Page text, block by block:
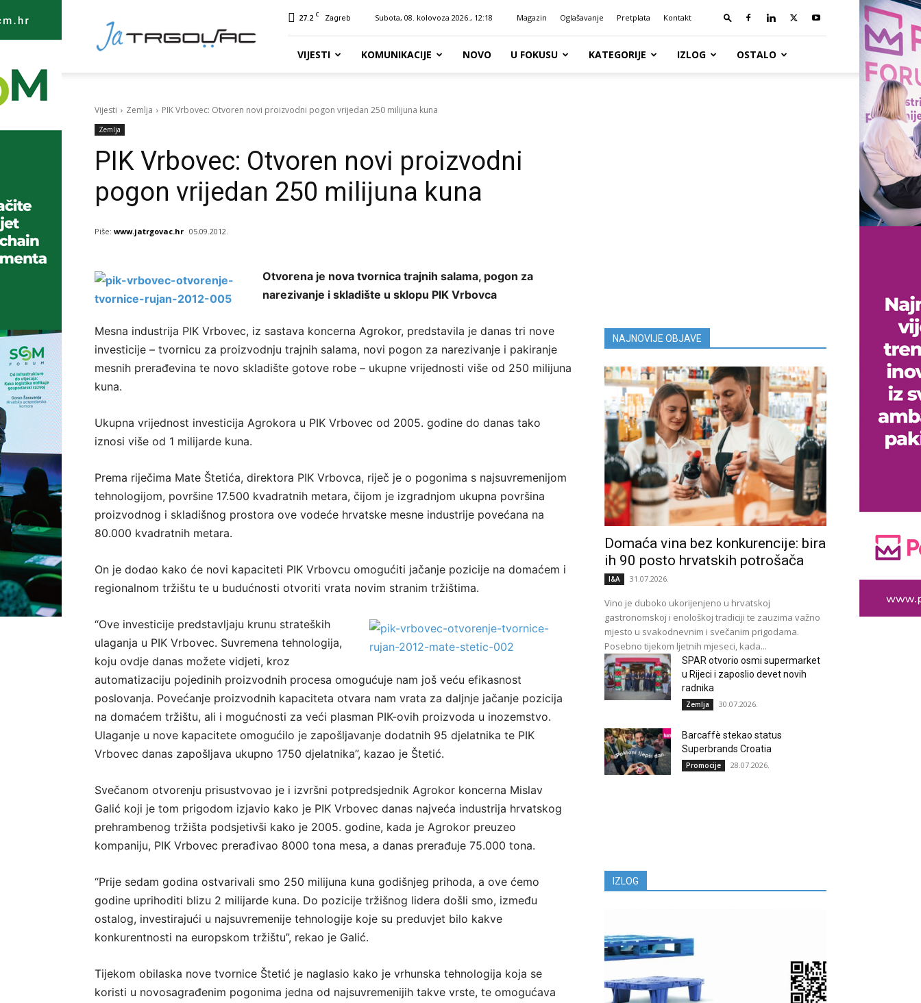
TRGOVAC
27.2 C Zagreb Subota, 08. kolovoza 2026., 12:18 Magazin Oglašavanje Pretplata Kontakt
VIJESTI KOMUNIKACIJE NOVO U FOKUSU KATEGORIJE IZLOG OSTALO
Vijesti Zemlja PIK Vrbovec: Otvoren novi proizvodni pogon vrijedan 250 milijuna kuna
Zemlja
PIK Vrbovec: Otvoren novi proizvodni
pogon vrijedan 250 milijuna kuna
Piše: www.jatrgovac.hr 05.09.2012.
Otvorena je nova tvornica trajnih salama, pogon za
narezivanje i skladište u sklopu PIK Vrbovca
Mesna industrija PIK Vrbovec, iz sastava koncerna Agrokor, predstavila je danas tri nove
investicije – tvornicu za proizvodnju trajnih salama, novi pogon za narezivanje i pakiranje
mesnih prerađevina te novo skladište gotove robe – ukupne vrijednosti više od 250 milijuna
kuna.
Ukupna vrijednost investicija Agrokora u PIK Vrbovec od 2005. godine do danas tako
iznosi više od 1 milijarde kuna.
Prema riječima Mate Štetića, direktora PIK Vrbovca, riječ je o pogonima s najsuvremenijom
tehnologijom, površine 17.500 kvadratnih metara, čijom je izgradnjom ukupna površina
proizvodnog i skladišnog prostora ove vodeće hrvatske mesne industrije povećana na
80.000 kvadratnih metara.
On je dodao kako će novi kapaciteti PIK Vrbovcu omogućiti jačanje pozicije na domaćem i
regionalnom tržištu te u budućnosti otvoriti vrata novim stranim tržištima.
“Ove investicije predstavljaju krunu strateških
ulaganja u PIK Vrbovec. Suvremena tehnologija,
koju ovdje danas možete vidjeti, kroz
automatizaciju pojedinih proizvodnih procesa omogućuje nam još veću efikasnost
poslovanja. Povećanje proizvodnih kapaciteta otvara nam vrata za daljnje jačanje pozicija
na domaćem tržištu, ali i mogućnosti za veći plasman PIK-ovih proizvoda u inozemstvo.
Ulaganje u nove kapacitete omogućilo je zapošljavanje dodatnih 95 djelatnika te PIK
Vrbovec danas zapošljava ukupno 1750 djelatnika”, kazao je Štetić.
Svečanom otvorenju prisustvovao je i izvršni potpredsjednik Agrokor koncerna Mislav
Galić koji je tom prigodom izjavio kako je PIK Vrbovec danas najveća industrija hrvatskog
prehrambenog tržišta podsjetivši kako je 2005. godine, kada je Agrokor preuzeo
kompaniju, PIK Vrbovec prerađivao 8000 tona mesa, a danas prerađuje 75.000 tona.
“Prije sedam godina ostvarivali smo 250 milijuna kuna godišnjeg prihoda, a ove ćemo
godine uprihoditi blizu 2 milijarde kuna. Do pozicije tržišnog lidera došli smo, između
ostalog, investirajući u najsuvremenije tehnologije koje su preduvjet bilo kakve
konkurentnosti na europskom tržištu”, rekao je Galić.
Tijekom obilaska nove tvornice Štetić je naglasio kako je vrhunska tehnologija koja se
koristi u novosagrađenim pogonima jedna od najsuvremenijih takve vrste, te omogućava
NAJNOVIJE OBJAVE
Domaća vina bez konkurencije: bira
ih 90 posto hrvatskih potrošača
I&A 31.07.2026.
Vino je duboko ukorijenjeno u hrvatskoj
gastronomskoj i enološkoj tradiciji te zauzima važno
mjesto u svakodnevnim i svečanim prigodama.
Posebno tijekom ljetnih mjeseci, kada...
SPAR otvorio osmi supermarket
u Rijeci i zaposlio devet novih
radnika
Zemlja 30.07.2026.
Barcaffè stekao status
Superbrands Croatia
Promocije 28.07.2026.
IZLOG